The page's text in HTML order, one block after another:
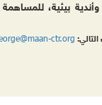
بيئية، للمساهمة
ctr.org